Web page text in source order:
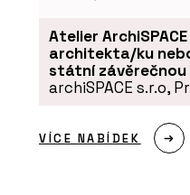
O FIRMĚ
OBZOR
Atelier
architekta/ku
státní závěrečnou
archiSPACE s.r.o,
VÍCE NABÍDEK